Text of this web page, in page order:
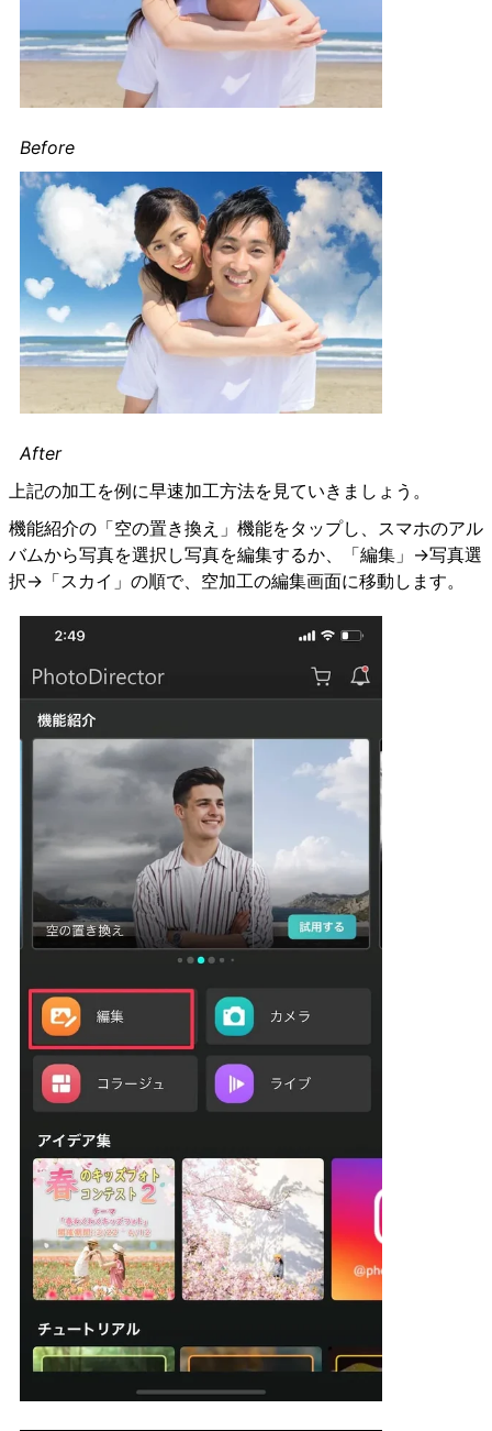
Before
After
上記の加工を例に早速加工方法を見ていきましょう。
機能紹介の「空の置き換え」機能をタップし、スマホのアル
バムから写真を選択し写真を編集するか、「編集」→写真選
択→「スカイ」の順で、空加工の編集画面に移動します。